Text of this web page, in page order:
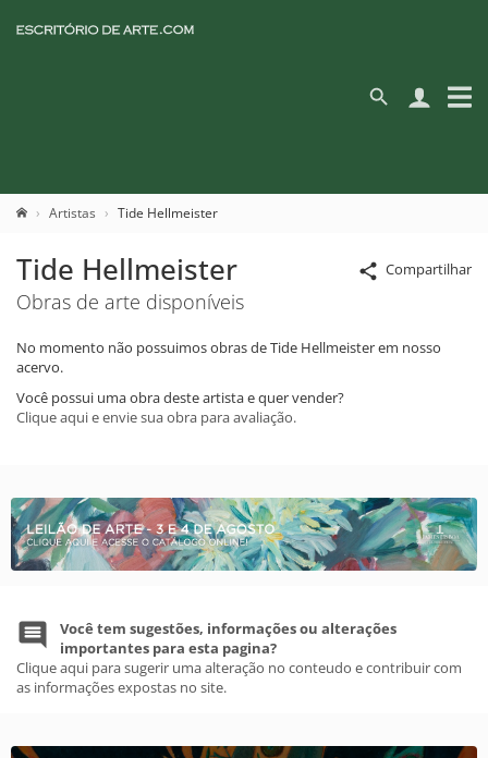
Artistas Tide Hellmeister
Compartilhar
Tide Hellmeister
Obras de arte disponíveis
No momento não possuimos obras de Tide Hellmeister em nosso
acervo.
Você possui uma obra deste artista e quer vender?
Clique aqui e envie sua obra para avaliação.
Você tem sugestões, informações ou alterações
importantes para esta pagina?
Clique aqui para sugerir uma alteração no conteudo e contribuir com
as informações expostas no site.